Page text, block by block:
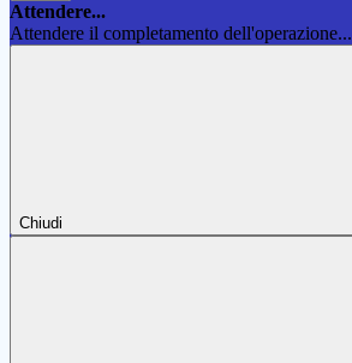
Attendere...
Attendere il completamento dell'operazione...
Chiudi